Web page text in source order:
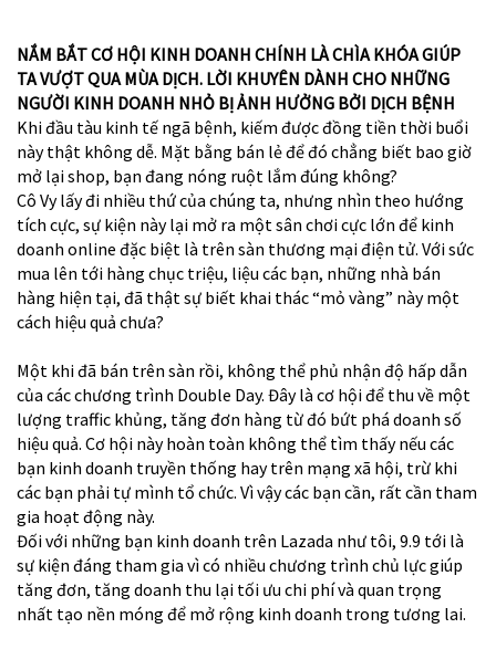
NẮM BẮT CƠ HỘI KINH DOANH CHÍNH LÀ CHÌA KHÓA GIÚP
TA VƯỢT QUA MÙA DỊCH. LỜI KHUYÊN DÀNH CHO NHỮNG
NGƯỜI KINH DOANH NHỎ BỊ ẢNH HƯỞNG BỞI DỊCH BỆNH
Khi đầu tàu kinh tế ngã bệnh, kiếm được đồng tiền thời buổi
này thật không dễ. Mặt bằng bán lẻ để đó chẳng biết bao giờ
mở lại shop, bạn đang nóng ruột lắm đúng không?
Cô Vy lấy đi nhiều thứ của chúng ta, nhưng nhìn theo hướng
tích cực, sự kiện này lại mở ra một sân chơi cực lớn để kinh
doanh online đặc biệt là trên sàn thương mại điện tử. Với sức
mua lên tới hàng chục triệu, liệu các bạn, những nhà bán
hàng hiện tại, đã thật sự biết khai thác “mỏ vàng” này một
cách hiệu quả chưa?
Một khi đã bán trên sàn rồi, không thể phủ nhận độ hấp dẫn
của các chương trình Double Day. Đây là cơ hội để thu về một
lượng traffic khủng, tăng đơn hàng từ đó bứt phá doanh số
hiệu quả. Cơ hội này hoàn toàn không thể tìm thấy nếu các
bạn kinh doanh truyền thống hay trên mạng xã hội, trừ khi
các bạn phải tự mình tổ chức. Vì vậy các bạn cần, rất cần tham
gia hoạt động này.
Đối với những bạn kinh doanh trên Lazada như tôi, 9.9 tới là
sự kiện đáng tham gia vì có nhiều chương trình chủ lực giúp
tăng đơn, tăng doanh thu lại tối ưu chi phí và quan trọng
nhất tạo nền móng để mở rộng kinh doanh trong tương lai.